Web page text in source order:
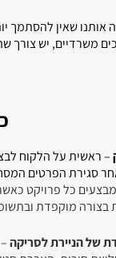
אותנו שאין להסתמך
משרדיים, יש צורך
– ראשית על הלקוח
סגירת הפרטים
כל פרויקט
בצורה מוקפדת